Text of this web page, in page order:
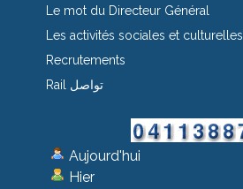
Le mot du Directeur Général
Les activités sociales et culturelles
Recrutements
Rail تواصل
Aujourd'hui
Hier